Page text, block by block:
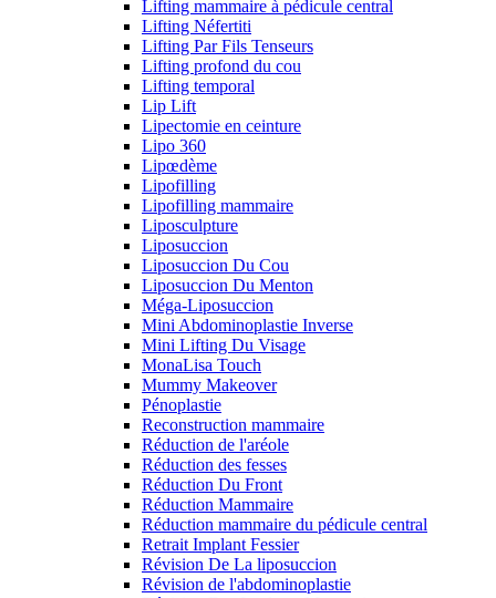
Lifting mammaire à pédicule central
Lifting Néfertiti
Lifting Par Fils Tenseurs
Lifting profond du cou
Lifting temporal
Lip Lift
Lipectomie en ceinture
Lipo 360
Lipœdème
Lipofilling
Lipofilling mammaire
Liposculpture
Liposuccion
Liposuccion Du Cou
Liposuccion Du Menton
Méga-Liposuccion
Mini Abdominoplastie Inverse
Mini Lifting Du Visage
MonaLisa Touch
Mummy Makeover
Pénoplastie
Reconstruction mammaire
Réduction de l'aréole
Réduction des fesses
Réduction Du Front
Réduction Mammaire
Réduction mammaire du pédicule central
Retrait Implant Fessier
Révision De La liposuccion
Révision de l'abdominoplastie